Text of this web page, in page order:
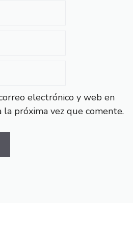
electrónico y web en
la próxima vez que comente.